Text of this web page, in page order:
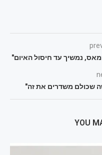
נמשיך עד חיסול האיום"
שכולם משדרים את זה"
YOU